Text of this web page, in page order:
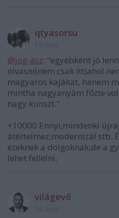
qtyasorsu
@jog-ász: "egyébként jó
olvasni(nem csak itt)ahol
magyaros kajákat, hanem
mintha nagyanyám főzte
nagy kunszt."
+10000 Ennyi,mindenki
átértelmez,modernizál
ezeknek a dolgoknak,de a
lehet fellelni.
világevő